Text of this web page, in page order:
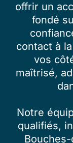
offrir un
fondé
contact à
vos
maîtrisé,
Notre
qualifiés,